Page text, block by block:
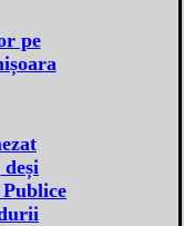
pe